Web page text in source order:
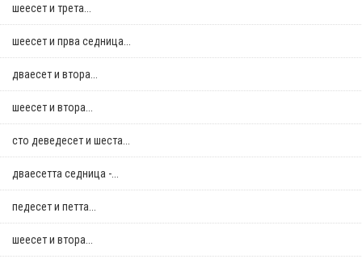
шеесет и трета...
шеесет и прва седница...
дваесет и втора...
шеесет и втора...
сто деведесет и шеста...
дваесетта седница -...
педесет и петта...
шеесет и втора...